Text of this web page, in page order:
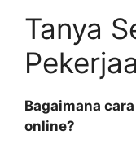
Tanya
Bagaimana
online?